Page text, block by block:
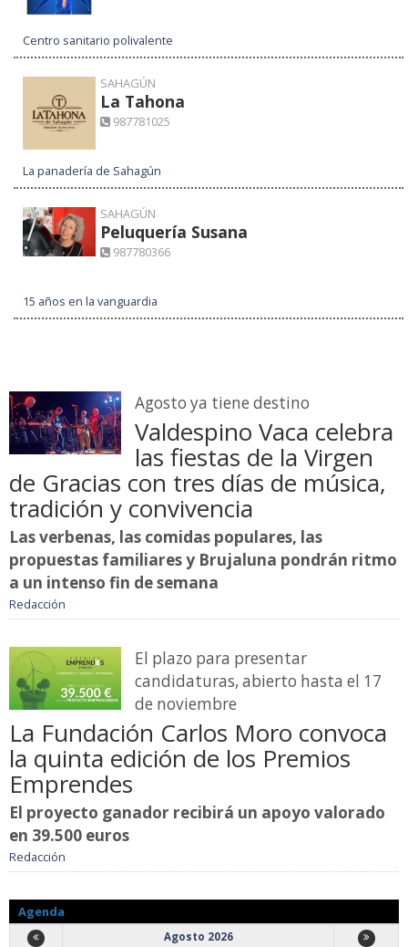
Centro sanitario polivalente
SAHAGÚN
La Tahona
987781025
La panadería de Sahagún
SAHAGÚN
Peluquería Susana
987780366
15 años en la vanguardia
Agosto ya tiene destino
Valdespino Vaca celebra
las fiestas de la Virgen
de Gracias con tres días de música,
tradición y convivencia
Las verbenas, las comidas populares, las
propuestas familiares y Brujaluna pondrán ritmo
a un intenso fin de semana
Redacción
El plazo para presentar
candidaturas, abierto hasta el 17
de noviembre
La Fundación Carlos Moro convoca
la quinta edición de los Premios
Emprendes
El proyecto ganador recibirá un apoyo valorado
en 39.500 euros
Redacción
Agenda
Agosto 2026